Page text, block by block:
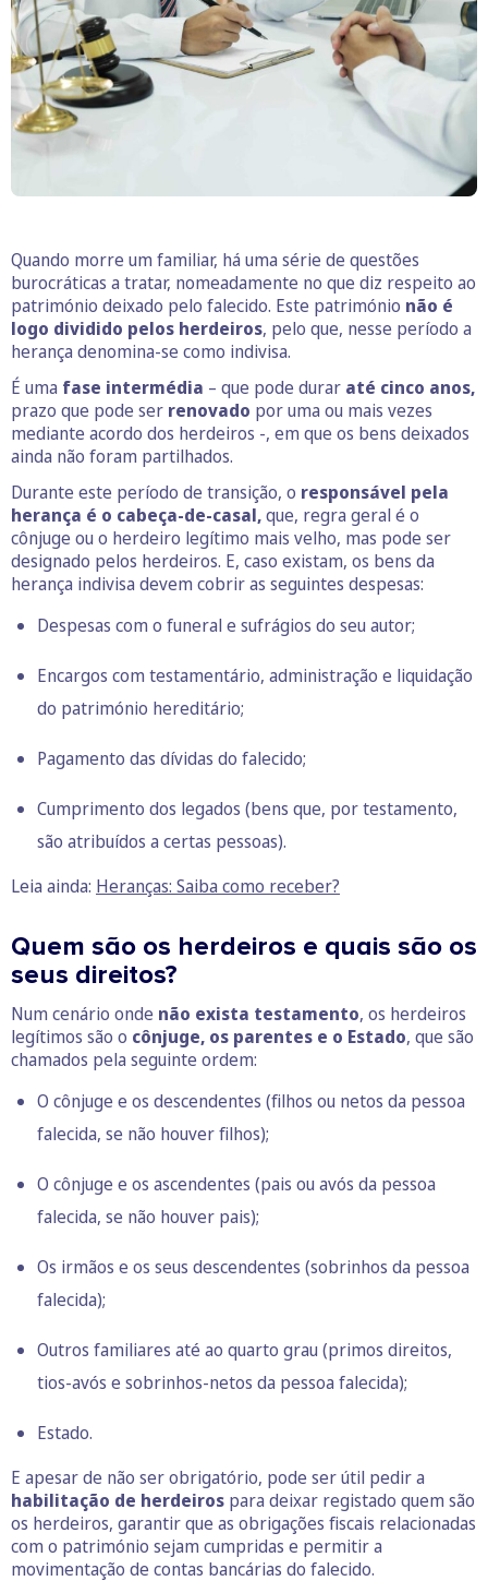
Quando morre um familiar, há uma série de questões
burocráticas a tratar, nomeadamente no que diz respeito ao
património deixado pelo falecido. Este património não é
logo dividido pelos herdeiros, pelo que, nesse período a
herança denomina-se como indivisa.
É uma fase intermédia – que pode durar até cinco anos,
prazo que pode ser renovado por uma ou mais vezes
mediante acordo dos herdeiros -, em que os bens deixados
ainda não foram partilhados.
Durante este período de transição, o responsável pela
herança é o cabeça-de-casal,que, regra geral é o
cônjuge ou o herdeiro legítimo mais velho, mas pode ser
designado pelos herdeiros. E, caso existam, os bens da
herança indivisa devem cobrir as seguintes despesas:
Despesas com o funeral e sufrágios do seu autor;
Encargos com testamentário, administração e liquidação
do património hereditário;
Pagamento das dívidas do falecido;
Cumprimento dos legados (bens que, por testamento,
são atribuídos a certas pessoas).
Leia ainda: Heranças: Saiba como receber?
Quem são os herdeiros e quais são os
seus direitos?
Num cenário onde não exista testamento, os herdeiros
legítimos são o cônjuge, os parentes e o Estado, que são
chamados pela seguinte ordem:
O cônjuge e os descendentes (filhos ou netos da pessoa
falecida, se não houver filhos);
O cônjuge e os ascendentes (pais ou avós da pessoa
falecida, se não houver pais);
Os irmãos e os seus descendentes (sobrinhos da pessoa
falecida);
Outros familiares até ao quarto grau (primos direitos,
tios-avós e sobrinhos-netos da pessoa falecida);
Estado.
E apesar de não ser obrigatório, pode ser útil pedir a
habilitação de herdeiros para deixar registado quem são
os herdeiros, garantir que as obrigações fiscais relacionadas
com o património sejam cumpridas e permitir a
movimentação de contas bancárias do falecido.